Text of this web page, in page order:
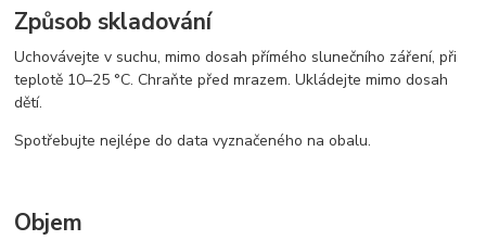
Způsob skladování
Uchovávejte v suchu, mimo dosah přímého slunečního záření, při
teplotě 10–25 °C. Chraňte před mrazem. Ukládejte mimo dosah
dětí.
Spotřebujte nejlépe do data vyznačeného na obalu.
Objem